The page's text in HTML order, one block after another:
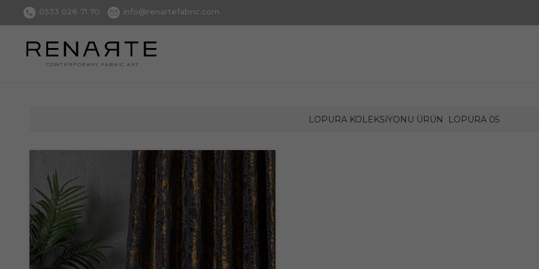
0533 026 71 70 info@renartefabric.com
LOPURA KOLEKSIYONU ÜRÜN LOPURA 05